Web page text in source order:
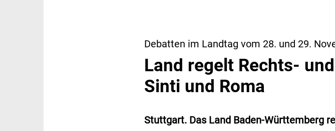
Debatten im Landtag vom 28. und 29.
Land regelt Rechts-
Sinti und Roma
Stuttgart. Das Land Baden-Württemberg